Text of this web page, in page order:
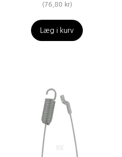
(76,80 kr)
Læg i kurv